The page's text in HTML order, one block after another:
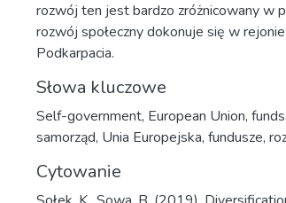
rozwój ten jest bardzo zróżnicowany w
rozwój społeczny dokonuje się w
Podkarpacia.
Słowa kluczowe
Self-government, European Union, funds,
samorząd, Unia Europejska, fundusze,
Cytowanie